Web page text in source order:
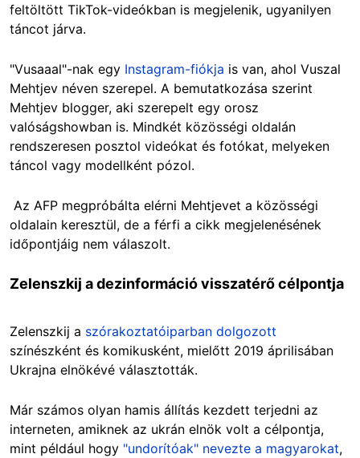
feltöltött TikTok-videókban is megjelenik, ugyanilyen
táncot járva.
"Vusaaal"-nak egy Instagram-fiókja is van, ahol Vuszal
Mehtjev néven szerepel. A bemutatkozása szerint
Mehtjev blogger, aki szerepelt egy orosz
valóságshowban is. Mindkét közösségi oldalán
rendszeresen posztol videókat és fotókat, melyeken
táncol vagy modellként pózol.
Az AFP megpróbálta elérni Mehtjevet a közösségi
oldalain keresztül, de a férfi a cikk megjelenésének
időpontjáig nem válaszolt.
Zelenszkij a dezinformáció visszatérő célpontja
Zelenszkij a szórakoztatóiparban dolgozott
színészként és komikusként, mielőtt 2019 áprilisában
Ukrajna elnökévé választották.
Már számos olyan hamis állítás kezdett terjedni az
interneten, amiknek az ukrán elnök volt a célpontja,
mint például hogy "undorítóak" nevezte a magyarokat,